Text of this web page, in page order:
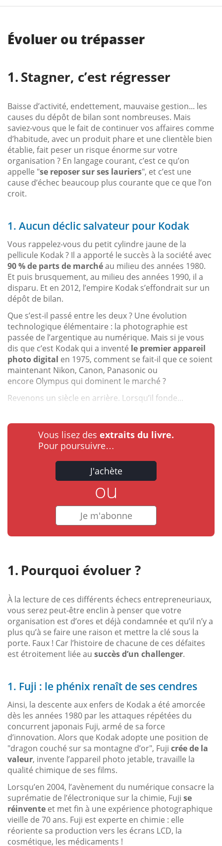
Évoluer ou trépasser
Stagner, c’est régresser
Baisse d’activité, endettement, mauvaise gestion... les
causes du dépôt de bilan sont nombreuses. Mais
saviez-vous que le fait de continuer vos affaires comme
d’habitude, avec un produit phare et une clientèle bien
établie, fait peser un risque énorme sur votre
organisation ? En langage courant, c’est ce qu’on
appelle "se reposer sur ses lauriers", et c’est une
cause d’échec beaucoup plus courante que ce que l’on
croit.
1. Aucun déclic salvateur pour Kodak
Vous rappelez-vous du petit cylindre jaune de la
pellicule Kodak ? Il a apporté le succès à la société avec
90 % de parts de marchéau milieu des années 1980.
Et puis brusquement, au milieu des années 1990, il a
disparu. Et en 2012, l’empire Kodak s’effondrait sur un
dépôt de bilan.
Que s’est-il passé entre les deux ? Une évolution
technologique élémentaire : la photographie est
passée de l’argentique au numérique. Mais si je vous
dis que c’est Kodak qui a inventé le premier appareil
photo digital en 1975, comment se fait-il que ce soient
maintenant Nikon, Canon, Panasonic ou
encore Olympus qui dominent le marché ?
Revenons un siècle en arrière. Lorsqu’il fonde...
Vous lisez des extraits du livre.
Pour poursuivre…
J'achète
ou
Je m'abonne
Pourquoi évoluer ?
À la lecture de ces différents échecs entrepreneuriaux,
vous serez peut-être enclin à penser que votre
organisation est d’ores et déjà condamnée et qu’il n’y a
plus qu’à se faire une raison et mettre la clé sous la
porte. Faux ! Car l’histoire de chacune de ces défaites
est étroitement liée au succès d’un challenger.
1. Fuji : le phénix renaît de ses cendres
Ainsi, la descente aux enfers de Kodak a été amorcée
dès les années 1980 par les attaques répétées du
concurrent japonais Fuji, armé de sa force
d’innovation. Alors que Kodak adopte une position de
"dragon couché sur sa montagne d’or", Fuji crée de la
valeur, invente l’appareil photo jetable, travaille la
qualité chimique de ses films.
Lorsqu’en 2004, l’avènement du numérique consacre la
suprématie de l’électronique sur la chimie, Fuji se
réinvente et met fin à une expérience photographique
vieille de 70 ans. Fuji est experte en chimie : elle
réoriente sa production vers les écrans LCD, la
cosmétique, les médicaments !